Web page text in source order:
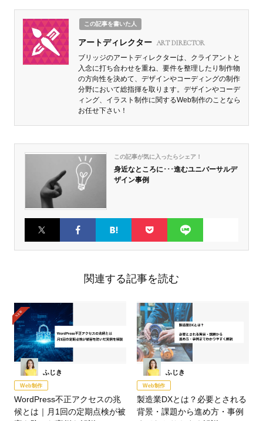
この記事を書いた人
アートディレクター ART DIRECTOR
ブリッジのアートディレクターは、クライアントと
入念に打ち合わせを重ね、要件を整理したり制作物
の方向性を決めて、デザインやコーディングの制作
分野において総指揮を取ります。デザインやコーデ
ィング、イラスト制作に関するWeb制作のことなら
お任せ下さい！
この記事が気に入ったらシェア！
身近なところに･･･進むユニバーサルデ
ザイン事例
ク
関連する記事を読む
ふじき
Web制作
WordPress不正アクセスの兆
候とは｜月1回の定期点検が被
ふじき
Web制作
製造業DXとは？必要とされる
背景・課題から進め方・事例